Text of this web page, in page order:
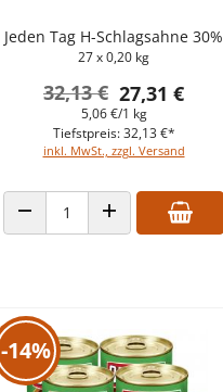
Jeden Tag H-Schlagsahne 30%
27 x 0,20 kg
27,31 €
32,13 €
5,06 €/1 kg
inkl. MwSt., zzgl. Versand
Tiefstpreis: 32,13 €*
ANZAHL VERRINGERNANZAHL ERHÖHEN
-14%